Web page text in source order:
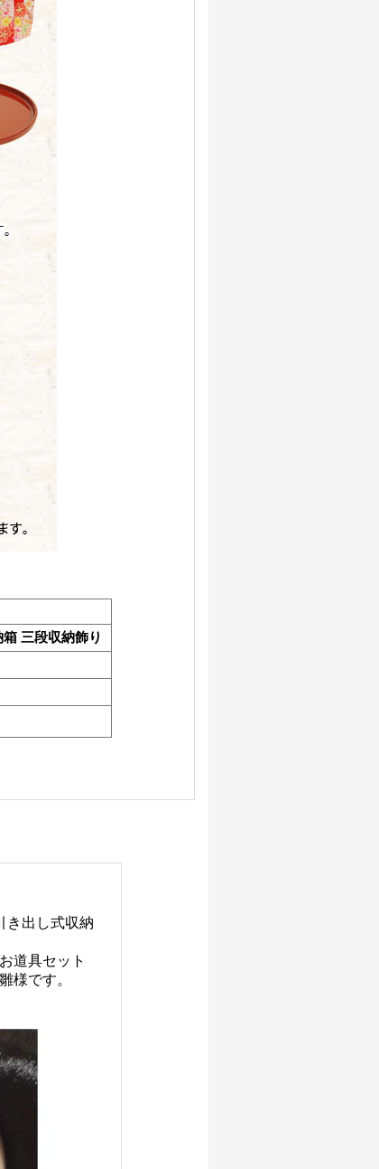
三段収納飾り
き出し式収納
道具セット
様です。